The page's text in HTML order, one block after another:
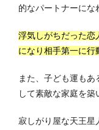
的なパートナーにな
浮気しがちだった恋
になり相手第一に行
また、子ども運も
して素敵な家庭を築
寂しがり屋な天王星